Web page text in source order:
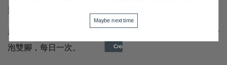
荊子、白蒺黎、白芍、炒杜仲、牛膝各10克，獨活20克。
用法：將上藥水煎取汁1500ml，加入溫水用蒸汽足浴盆浸
泡雙腳，每日一次。
Maybe next time